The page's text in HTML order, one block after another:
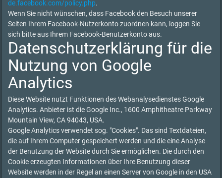
de.facebook.com/policy.php.
Wenn Sie nicht wünschen, dass Facebook den Besuch unserer
Seiten Ihrem Facebook-Nutzerkonto zuordnen kann, loggen Sie
sich bitte aus Ihrem Facebook-Benutzerkonto aus.
Datenschutzerklärung für die
Nutzung von Google
Analytics
Diese Website nutzt Funktionen des Webanalysedienstes Google
Analytics. Anbieter ist die Google Inc., 1600 Amphitheatre Parkway
Mountain View, CA 94043, USA.
Google Analytics verwendet sog. "Cookies". Das sind Textdateien,
die auf Ihrem Computer gespeichert werden und die eine Analyse
der Benutzung der Website durch Sie ermöglichen. Die durch den
Cookie erzeugten Informationen über Ihre Benutzung dieser
Website werden in der Regel an einen Server von Google in den USA